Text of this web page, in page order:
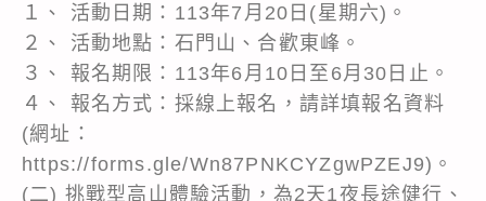
１、 活動日期：113年7月20日(星期六)。
２、 活動地點：石門山、合歡東峰。
３、 報名期限：113年6月10日至6月30日止。
４、 報名方式：採線上報名，請詳填報名資料
(網址：
https://forms.gle/Wn87PNKCYZgwPZEJ9)。
(二) 挑戰型高山體驗活動，為2天1夜長途健行、